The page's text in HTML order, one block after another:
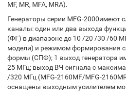
MF, MR, MFA, MRA).
Генераторы серии MFG-2000имеют
каналы: один или два выхода
(ФГ) в диапазоне до 10 /20 /30 /60
модели) и режимом формирования
формы (СПФ); 1 выход генератора
25 МГц; выход ВЧ сигнала с
/320 МГц (MFG-2160MF/MFG-
оснащены выходным усилителем